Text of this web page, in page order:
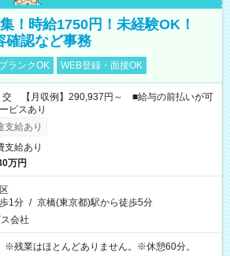
！時給1750円！未経験OK！
確認など事務
ブランクOK WEB登録・面接OK
交 【月収例】290,937円～ ■給与の前払いが可
ビスあり
支給あり
支給あり
万円
1分 / 京橋(東京都)駅から徒歩5分
会社
残業はほとんどありません。※休憩60分。